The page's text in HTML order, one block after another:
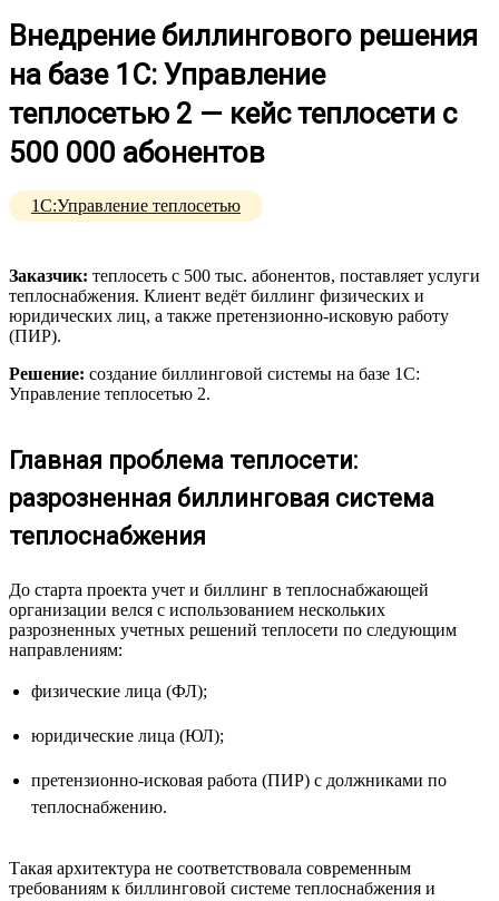
Внедрение биллингового решения
на базе 1С: Управление
теплосетью 2 — кейс теплосети с
500 000 абонентов
1C:Управление теплосетью
Заказчик: теплосеть с 500 тыс. абонентов, поставляет услуги
теплоснабжения. Клиент ведёт биллинг физических и
юридических лиц, а также претензионно-исковую работу
(ПИР).
Решение: создание биллинговой системы на базе 1С:
Управление теплосетью 2.
Главная проблема теплосети:
разрозненная биллинговая система
теплоснабжения
До старта проекта учет и биллинг в теплоснабжающей
организации велся с использованием нескольких
разрозненных учетных решений теплосети по следующим
направлениям:
физические лица (ФЛ);
юридические лица (ЮЛ);
претензионно-исковая работа (ПИР) с должниками по
теплоснабжению.
Такая архитектура не соответствовала современным
требованиям к биллинговой системе теплоснабжения и